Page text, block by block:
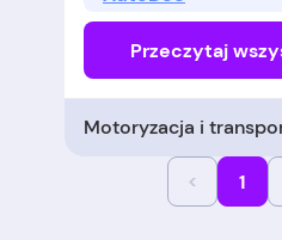
Przeczytaj
Motoryzacja i
< 1